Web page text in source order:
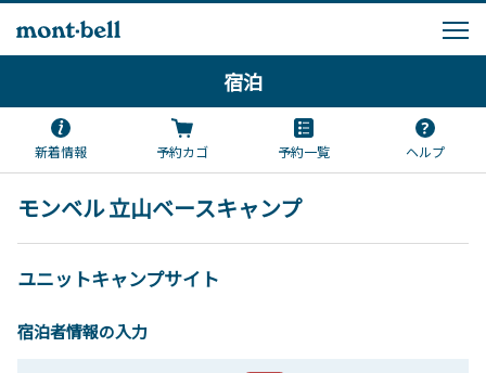
宿泊
新着情報 予約カゴ 予約一覧 ヘルプ
モンベル 立山ベースキャンプ
ユニットキャンプサイト
宿泊者情報の入力